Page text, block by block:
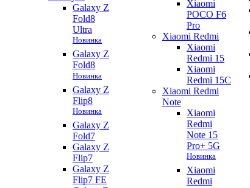
Galaxy Z
Fold8
Ultra
Новинка
Galaxy Z
Fold8
Новинка
Galaxy Z
Flip8
Новинка
Galaxy Z
Fold7
Galaxy Z
Flip7
Galaxy Z
Flip7 FE
Xiaomi
POCO F6
Pro
Xiaomi Redmi
Xiaomi
Redmi 15
Xiaomi
Redmi 15C
Xiaomi Redmi
Note
Xiaomi
Redmi
Note 15
Pro+ 5G
Новинка
Xiaomi
Redmi